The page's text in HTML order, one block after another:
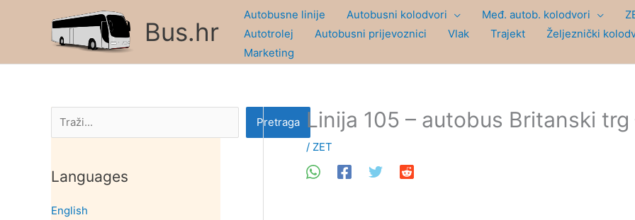
Bus.hr
Autobusne linije Autobusni kolodvori Međ. autob. kolodvori
Autotrolej
Autobusni prijevoznici Vlak Trajekt Željeznički
Marketing
Pretraga Pretraga
Languages
English
Linija 105 – autobus Britanski
/ ZET